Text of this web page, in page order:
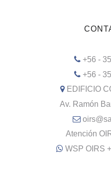
+56 -
+56 -
EDIFICIO
Av. Ramón
Atención
WSP OIRS